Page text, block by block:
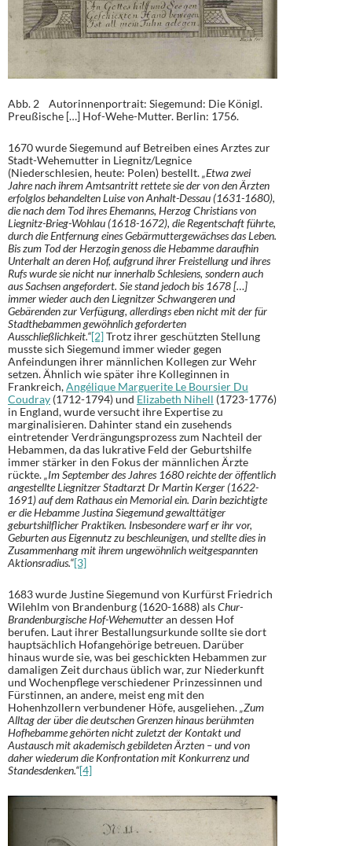
Abb. 2 Autorinnenportrait: Siegemund: Die Königl.
Preußische […] Hof-Wehe-Mutter. Berlin: 1756.
1670 wurde Siegemund auf Betreiben eines Arztes zur
Stadt-Wehemutter in Liegnitz/Legnice
(Niederschlesien, heute: Polen) bestellt.„Etwa zwei
Jahre nach ihrem Amtsantritt rettete sie der von den Ärzten
erfolglos behandelten Luise von Anhalt-Dessau (1631-1680),
die nach dem Tod ihres Ehemanns, Herzog Christians von
Liegnitz-Brieg-Wohlau (1618-1672), die Regentschaft führte,
durch die Entfernung eines Gebärmuttergewächses das Leben.
Bis zum Tod der Herzogin genoss die Hebamme daraufhin
Unterhalt an deren Hof, aufgrund ihrer Freistellung und ihres
Rufs wurde sie nicht nur innerhalb Schlesiens, sondern auch
aus Sachsen angefordert. Sie stand jedoch bis 1678 […]
immer wieder auch den Liegnitzer Schwangeren und
Gebärenden zur Verfügung, allerdings eben nicht mit der für
Stadthebammen gewöhnlich geforderten
Ausschließlichkeit.“[2]Trotz ihrer geschützten Stellung
musste sich Siegemund immer wieder gegen
Anfeindungen ihrer männlichen Kollegen zur Wehr
setzen. Ähnlich wie später ihre Kolleginnen in
Frankreich,Angélique Marguerite Le Boursier Du
Coudray (1712-1794) und Elizabeth Nihell (1723-1776)
in England, wurde versucht ihre Expertise zu
marginalisieren. Dahinter stand ein zusehends
eintretender Verdrängungsprozess zum Nachteil der
Hebammen, da das lukrative Feld der Geburtshilfe
immer stärker in den Fokus der männlichen Ärzte
rückte.„Im September des Jahres 1680 reichte der öffentlich
angestellte Liegnitzer Stadtarzt Dr Martin Kerger (1622-
1691) auf dem Rathaus ein Memorial ein. Darin bezichtigte
er die Hebamme Justina Siegemund gewalttätiger
geburtshilflicher Praktiken. Insbesondere warf er ihr vor,
Geburten aus Eigennutz zu beschleunigen, und stellte dies in
Zusammenhang mit ihrem ungewöhnlich weitgespannten
Aktionsradius.“[3]
1683 wurde Justine Siegemund von Kurfürst Friedrich
Wilehlm von Brandenburg (1620-1688) alsChur-
Brandenburgische Hof-Wehemutteran dessen Hof
berufen. Laut ihrer Bestallungsurkunde sollte sie dort
hauptsächlich Hofangehörige betreuen. Darüber
hinaus wurde sie, was bei geschickten Hebammen zur
damaligen Zeit durchaus üblich war, zur Niederkunft
und Wochenpflege verschiedener Prinzessinnen und
Fürstinnen, an andere, meist eng mit den
Hohenhzollern verbundener Höfe, ausgeliehen.„Zum
Alltag der über die deutschen Grenzen hinaus berühmten
Hofhebamme gehörten nicht zuletzt der Kontakt und
Austausch mit akademisch gebildeten Ärzten – und von
daher wiederum die Konfrontation mit Konkurrenz und
Standesdenken.“[4]